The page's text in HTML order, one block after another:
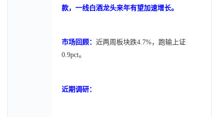
款，一线白酒龙头来年有望加速增长。
市场回顾： 近两周板块跌4.7%，跑输上证
0.9pct。
近期调研：